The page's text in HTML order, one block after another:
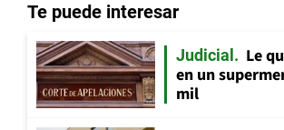
Te puede interesar
Judicial
Le
en un
mil